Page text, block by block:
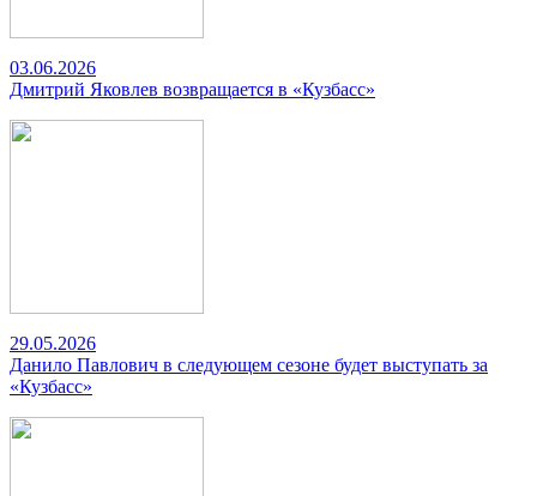
03.06.2026
Дмитрий Яковлев возвращается в «Кузбасс»
29.05.2026
Данило Павлович в следующем сезоне будет выступать за
«Кузбасс»